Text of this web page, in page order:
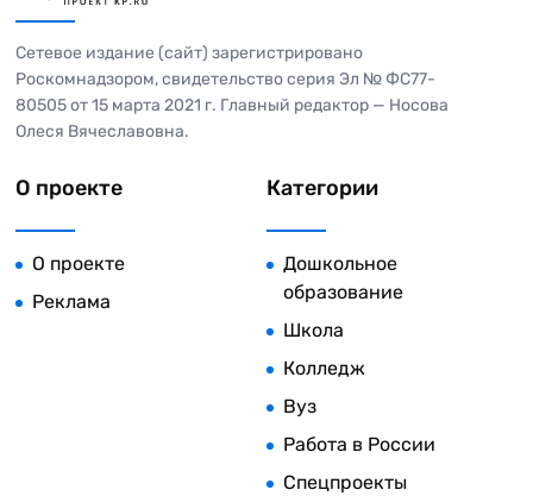
Сетевое издание (сайт) зарегистрировано
Роскомнадзором, свидетельство серия Эл № ФС77-
80505 от 15 марта 2021 г. Главный редактор — Носова
Олеся Вячеславовна.
О проекте
О проекте
Реклама
Категории
Дошкольное
образование
Школа
Колледж
Вуз
Работа в России
Спецпроекты